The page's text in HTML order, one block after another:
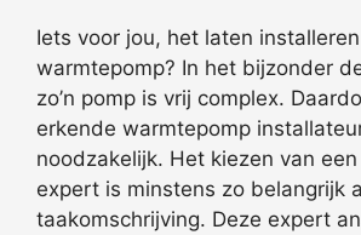
Iets voor jou, het laten
warmtepomp? In het bijzonder
zo’n pomp is vrij complex.
erkende warmtepomp
noodzakelijk. Het kiezen van
expert is minstens zo belangrijk
taakomschrijving. Deze expert